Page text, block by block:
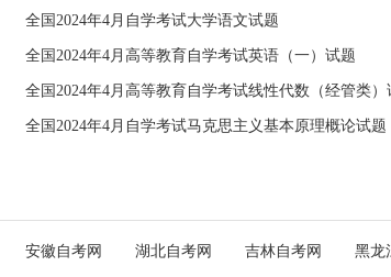
全国2024年4月自学考试大学语文试题
全国2024年4月高等教育自学考试英语（一）试题
全国2024年4月高等教育自学考试线性代数（经管类）
全国2024年4月自学考试马克思主义基本原理概论试题
安徽自考网 湖北自考网 吉林自考网 黑龙